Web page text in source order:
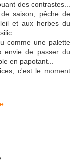
des contrastes...
saison, pêche de
et aux herbes du
comme une palette
envie de passer du
en papotant...
c'est le moment